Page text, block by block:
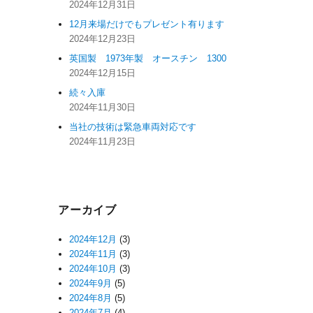
2024年12月31日
12月来場だけでもプレゼント有ります
2024年12月23日
英国製 1973年製 オースチン 1300
2024年12月15日
続々入庫
2024年11月30日
当社の技術は緊急車両対応です
2024年11月23日
アーカイブ
2024年12月 (3)
2024年11月 (3)
2024年10月 (3)
2024年9月 (5)
2024年8月 (5)